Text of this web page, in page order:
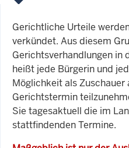
Gerichtliche Urteile
verkündet. Aus diesem
Gerichtsverhandlungen in
heißt jede Bürgerin und
Möglichkeit als
Gerichtstermin
Sie tagesaktuell die im
stattfindenden Termine.